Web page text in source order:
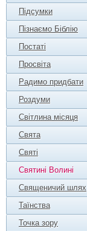
Підсумки
Пізнаємо Біблію
Постаті
Просвіта
Радимо придбати
Роздуми
Світлина місяця
Свята
Святі
Святині Волині
Священичий шлях
Таїнства
Точка зору